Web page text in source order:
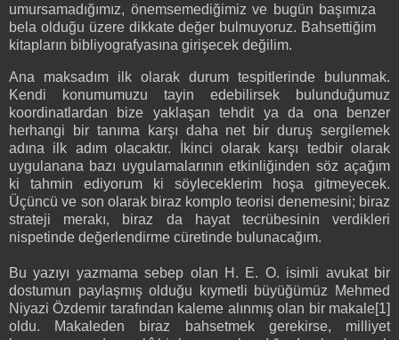
umursamadığımız, önemsemediğimiz ve bugün başımıza
bela olduğu üzere dikkate değer bulmuyoruz. Bahsettiğim
kitapların bibliyografyasına girişecek değilim.
Ana maksadım ilk olarak durum tespitlerinde bulunmak.
Kendi konumumuzu tayin edebilirsek bulunduğumuz
koordinatlardan bize yaklaşan tehdit ya da ona benzer
herhangi bir tanıma karşı daha net bir duruş sergilemek
adına ilk adım olacaktır. İkinci olarak karşı tedbir olarak
uygulanana bazı uygulamalarının etkinliğinden söz açağım
ki tahmin ediyorum ki söyleceklerim hoşa gitmeyecek.
Üçüncü ve son olarak biraz komplo teorisi denemesini; biraz
strateji merakı, biraz da hayat tecrübesinin verdikleri
nispetinde değerlendirme cüretinde bulunacağım.
Bu yazıyı yazmama sebep olan H. E. O. isimli avukat bir
dostumun paylaşmış olduğu kıymetli büyüğümüz Mehmed
Niyazi Özdemir tarafından kaleme alınmış olan bir makale[1]
oldu. Makaleden biraz bahsetmek gerekirse, milliyet